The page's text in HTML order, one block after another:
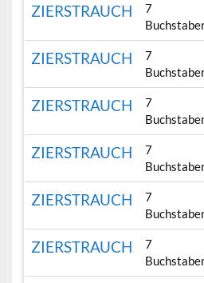
ZIERSTRAUCH
7
ZIERSTRAUCH
7
ZIERSTRAUCH
7
ZIERSTRAUCH
7
ZIERSTRAUCH
7
ZIERSTRAUCH
7